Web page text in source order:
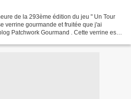
de la 293ème édition du jeu " Un Tour
verrine gourmande et fruitée que j'ai
Patchwork Gourmand . Cette verrine est